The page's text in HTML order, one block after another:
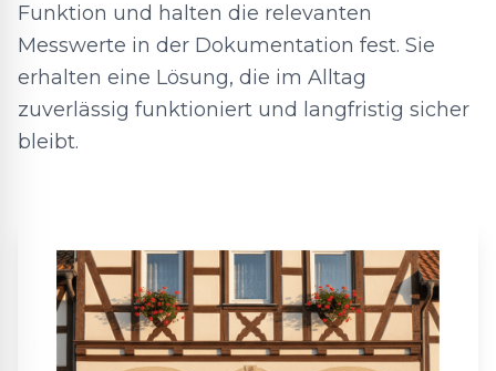
Funktion und halten die relevanten
Messwerte in der Dokumentation fest. Sie
erhalten eine Lösung, die im Alltag
zuverlässig funktioniert und langfristig sicher
bleibt.